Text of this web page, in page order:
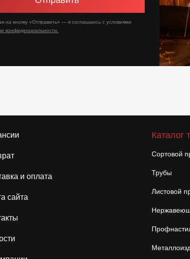
на кнопку «Отправить» — я соглашаюсь с условиями
конфиденциальности.
и оплата
сайта
Каталог
Сортовой
Трубы
Листовой